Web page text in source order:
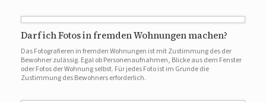
Darf ich Fotos in fremden Wohnungen machen?
Das Fotografieren in fremden Wohnungen ist mit Zustimmung des der
Bewohner zulässig. Egal ob Personenaufnahmen, Blicke aus dem Fenster
oder Fotos der Wohnung selbst. Für jedes Foto ist im Grunde die
Zustimmung des Bewohners erforderlich.